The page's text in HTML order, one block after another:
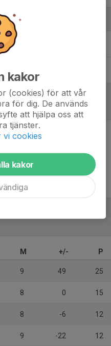
M +/- P
9 49 25
8 0 15
8 -6 12
9 -22 12
kakor
(cookies) för att vår
för dig. De används
att hjälpa oss att
tjänster.
vi cookies
kakor